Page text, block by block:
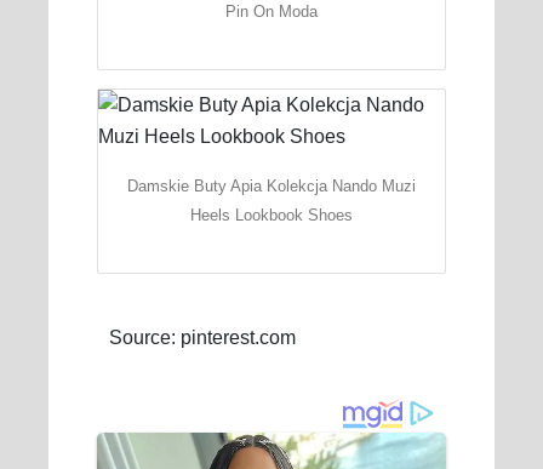
Pin On Moda
Damskie Buty Apia Kolekcja Nando Muzi
Heels Lookbook Shoes
Source: pinterest.com